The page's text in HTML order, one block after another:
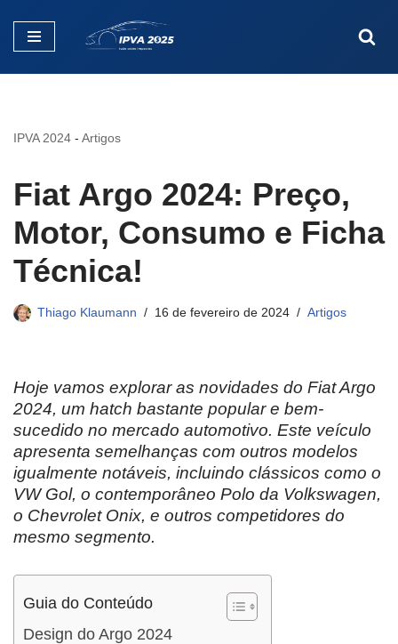
Pular
IPVA 2024 - Artigos
Fiat Argo 2024: Preço,
Motor, Consumo e Ficha
Técnica!
Thiago Klaumann 16 de fevereiro de 2024 Artigos
Hoje vamos explorar as novidades do Fiat Argo
2024, um hatch bastante popular e bem-
sucedido no mercado automotivo. Este veículo
apresenta semelhanças com outros modelos
igualmente notáveis, incluindo clássicos como o
VW Gol, o contemporâneo Polo da Volkswagen,
o Chevrolet Onix, e outros competidores do
mesmo segmento.
Guia do Conteúdo
Design do Argo 2024